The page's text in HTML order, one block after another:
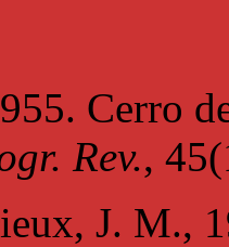
Cerro
Rev.,
J. M.,